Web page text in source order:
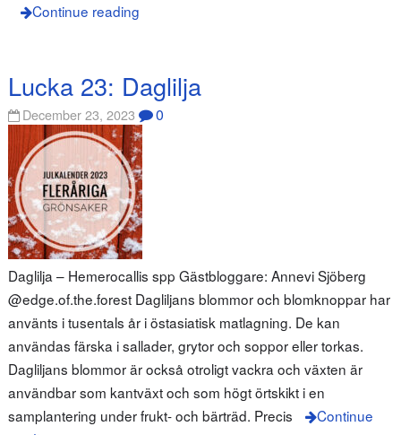
Continue reading
Lucka 23: Daglilja
December 23, 2023 0
Daglilja – Hemerocallis spp Gästbloggare: Annevi Sjöberg
@edge.of.the.forest Dagliljans blommor och blomknoppar har
använts i tusentals år i östasiatisk matlagning. De kan
användas färska i sallader, grytor och soppor eller torkas.
Dagliljans blommor är också otroligt vackra och växten är
användbar som kantväxt och som högt örtskikt i en
samplantering under frukt- och bärträd. Precis
Continue